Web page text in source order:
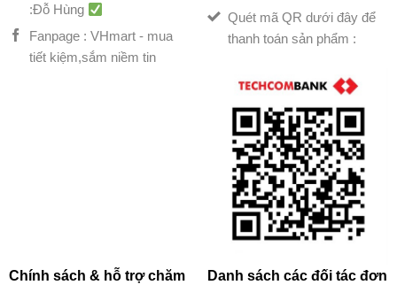
:Đỗ Hùng
Fanpage : VHmart - mua
tiết kiệm,sắm niềm tin
Quét mã QR dưới đây để
thanh toán sản phẩm :
Chính sách & hỗ trợ chăm
Danh sách các đối tác đơn